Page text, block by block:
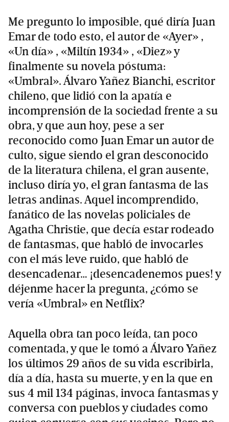
Me pregunto lo imposible, qué diría Juan
Emar de todo esto, el autor de «Ayer» ,
«Un día» , «Miltín 1934» , «Diez» y
finalmente su novela póstuma:
«Umbral». Álvaro Yañez Bianchi, escritor
chileno, que lidió con la apatía e
incomprensión de la sociedad frente a su
obra, y que aun hoy, pese a ser
reconocido como Juan Emar un autor de
culto, sigue siendo el gran desconocido
de la literatura chilena, el gran ausente,
incluso diría yo, el gran fantasma de las
letras andinas. Aquel incomprendido,
fanático de las novelas policiales de
Agatha Christie, que decía estar rodeado
de fantasmas, que habló de invocarles
con el más leve ruido, que habló de
desencadenar… ¡desencadenemos pues! y
déjenme hacer la pregunta, ¿cómo se
vería «Umbral» en Netflix?
Aquella obra tan poco leída, tan poco
comentada, y que le tomó a Álvaro Yañez
los últimos 29 años de su vida escribirla,
día a día, hasta su muerte, y en la que en
sus 4 mil 134 páginas, invoca fantasmas y
conversa con pueblos y ciudades como